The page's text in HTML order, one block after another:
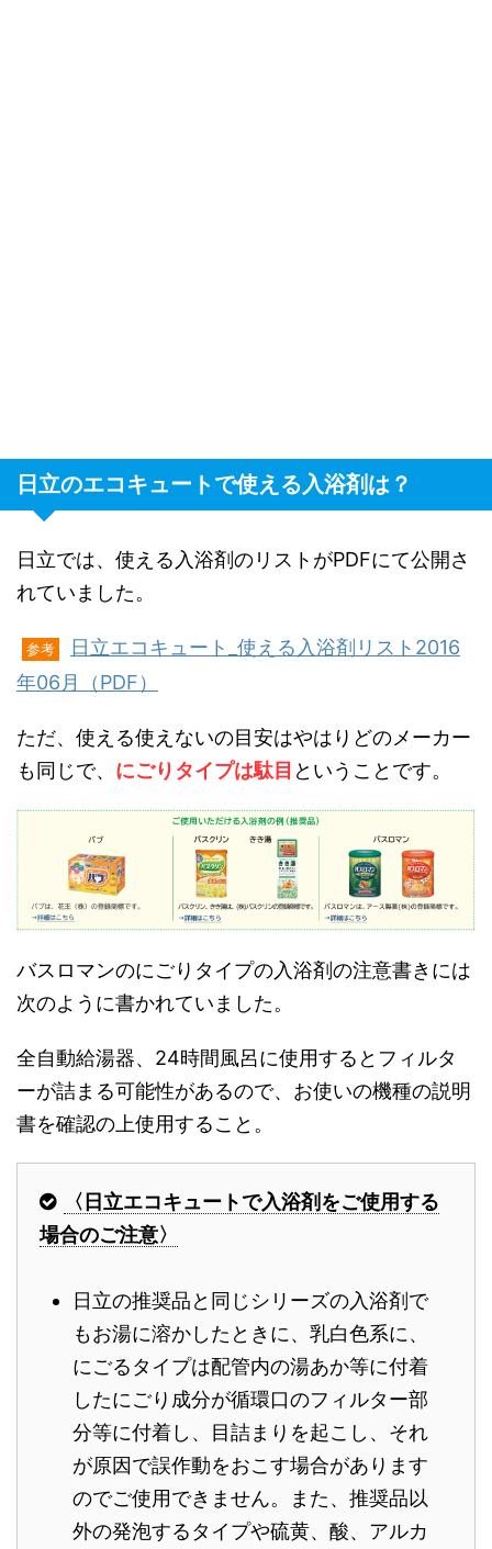
日立のエコキュートで使える入浴剤は？
日立では、使える入浴剤のリストがPDFにて公開さ
れていました。
参考
日立エコキュート_使える入浴剤リスト2016
年06月（PDF）
ただ、使える使えないの目安はやはりどのメーカー
も同じで、 にごりタイプは駄目 ということです。
バスロマンのにごりタイプの入浴剤の注意書きには
次のように書かれていました。
全自動給湯器、24時間風呂に使用するとフィルタ
ーが詰まる可能性があるので、お使いの機種の説明
書を確認の上使用すること。
〈日立エコキュートで入浴剤をご使用する
場合のご注意〉
日立の推奨品と同じシリーズの入浴剤で
もお湯に溶かしたときに、乳白色系に、
にごるタイプは配管内の湯あか等に付着
したにごり成分が循環口のフィルター部
分等に付着し、目詰まりを起こし、それ
が原因で誤作動をおこす場合があります
のでご使用できません。また、推奨品以
外の発泡するタイプや硫黄、酸、アルカ